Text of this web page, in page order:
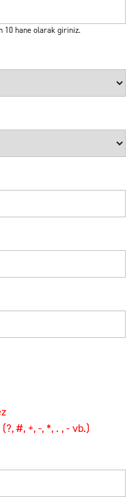
10 hane olarak giriniz.
#, +, -, *, . , - vb.)